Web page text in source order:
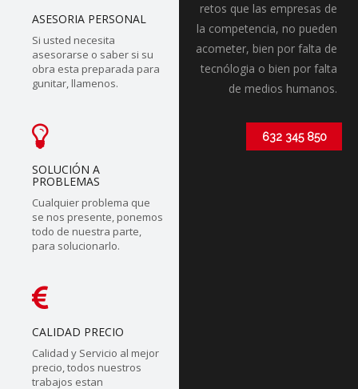
ASESORIA PERSONAL
Si usted necesita
asesorarse o saber si su
obra esta preparada para
gunitar, llamenos.
SOLUCIÓN A
PROBLEMAS
Cualquier problema que
se nos presente, ponemos
todo de nuestra parte,
para solucionarlo.
CALIDAD PRECIO
Calidad y Servicio al mejor
precio, todos nuestros
trabajos estan
retos que las empresas de
la competencia, no pueden
acometer, bien por falta de
tecnólogia o bien por falta
de medios humanos.
632 345 850